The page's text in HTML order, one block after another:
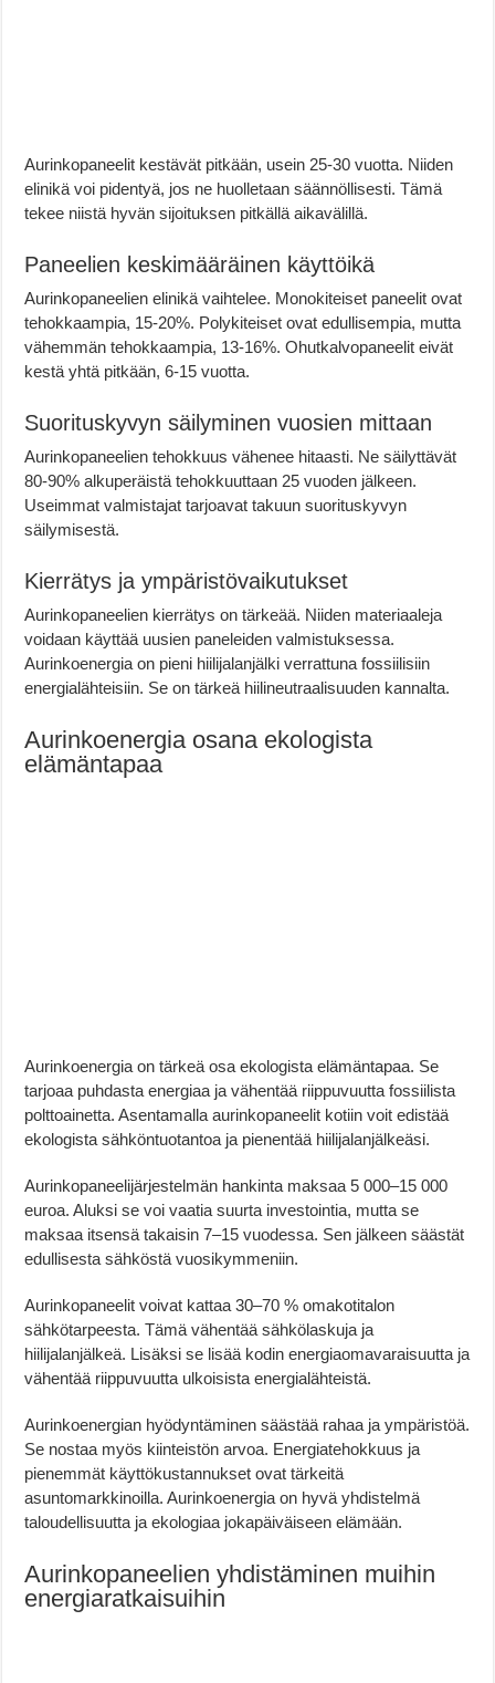
Aurinkopaneelit kestävät pitkään, usein 25-30 vuotta. Niiden
elinikä voi pidentyä, jos ne huolletaan säännöllisesti. Tämä
tekee niistä hyvän sijoituksen pitkällä aikavälillä.
Paneelien keskimääräinen käyttöikä
Aurinkopaneelien elinikä vaihtelee. Monokiteiset paneelit ovat
tehokkaampia, 15-20%. Polykiteiset ovat edullisempia, mutta
vähemmän tehokkaampia, 13-16%. Ohutkalvopaneelit eivät
kestä yhtä pitkään, 6-15 vuotta.
Suorituskyvyn säilyminen vuosien mittaan
Aurinkopaneelien tehokkuus vähenee hitaasti. Ne säilyttävät
80-90% alkuperäistä tehokkuuttaan 25 vuoden jälkeen.
Useimmat valmistajat tarjoavat takuun suorituskyvyn
säilymisestä.
Kierrätys ja ympäristövaikutukset
Aurinkopaneelien kierrätys on tärkeää. Niiden materiaaleja
voidaan käyttää uusien paneleiden valmistuksessa.
Aurinkoenergia on pieni hiilijalanjälki verrattuna fossiilisiin
energialähteisiin. Se on tärkeä hiilineutraalisuuden kannalta.
Aurinkoenergia osana ekologista
elämäntapaa
Aurinkoenergia on tärkeä osa ekologista elämäntapaa. Se
tarjoaa puhdasta energiaa ja vähentää riippuvuutta fossiilista
polttoainetta. Asentamalla aurinkopaneelit kotiin voit edistää
ekologista sähköntuotantoa ja pienentää hiilijalanjälkeäsi.
Aurinkopaneelijärjestelmän hankinta maksaa 5 000–15 000
euroa. Aluksi se voi vaatia suurta investointia, mutta se
maksaa itsensä takaisin 7–15 vuodessa. Sen jälkeen säästät
edullisesta sähköstä vuosikymmeniin.
Aurinkopaneelit voivat kattaa 30–70 % omakotitalon
sähkötarpeesta. Tämä vähentää sähkölaskuja ja
hiilijalanjälkeä. Lisäksi se lisää kodin energiaomavaraisuutta ja
vähentää riippuvuutta ulkoisista energialähteistä.
Aurinkoenergian hyödyntäminen säästää rahaa ja ympäristöä.
Se nostaa myös kiinteistön arvoa. Energiatehokkuus ja
pienemmät käyttökustannukset ovat tärkeitä
asuntomarkkinoilla. Aurinkoenergia on hyvä yhdistelmä
taloudellisuutta ja ekologiaa jokapäiväiseen elämään.
Aurinkopaneelien yhdistäminen muihin
energiaratkaisuihin